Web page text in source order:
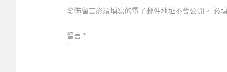
發佈留言必須填寫的電子郵件地址不會公開。 必
留言 *